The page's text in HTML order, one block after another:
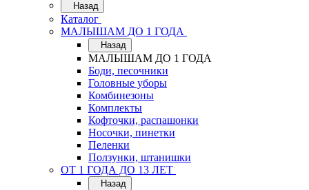
Назад
Каталог
МАЛЫШАМ ДО 1 ГОДА
Назад
МАЛЫШАМ ДО 1 ГОДА
Боди, песочники
Головные уборы
Комбинезоны
Комплекты
Кофточки, распашонки
Носочки, пинетки
Пеленки
Ползунки, штанишки
ОТ 1 ГОДА ДО 13 ЛЕТ
Назад